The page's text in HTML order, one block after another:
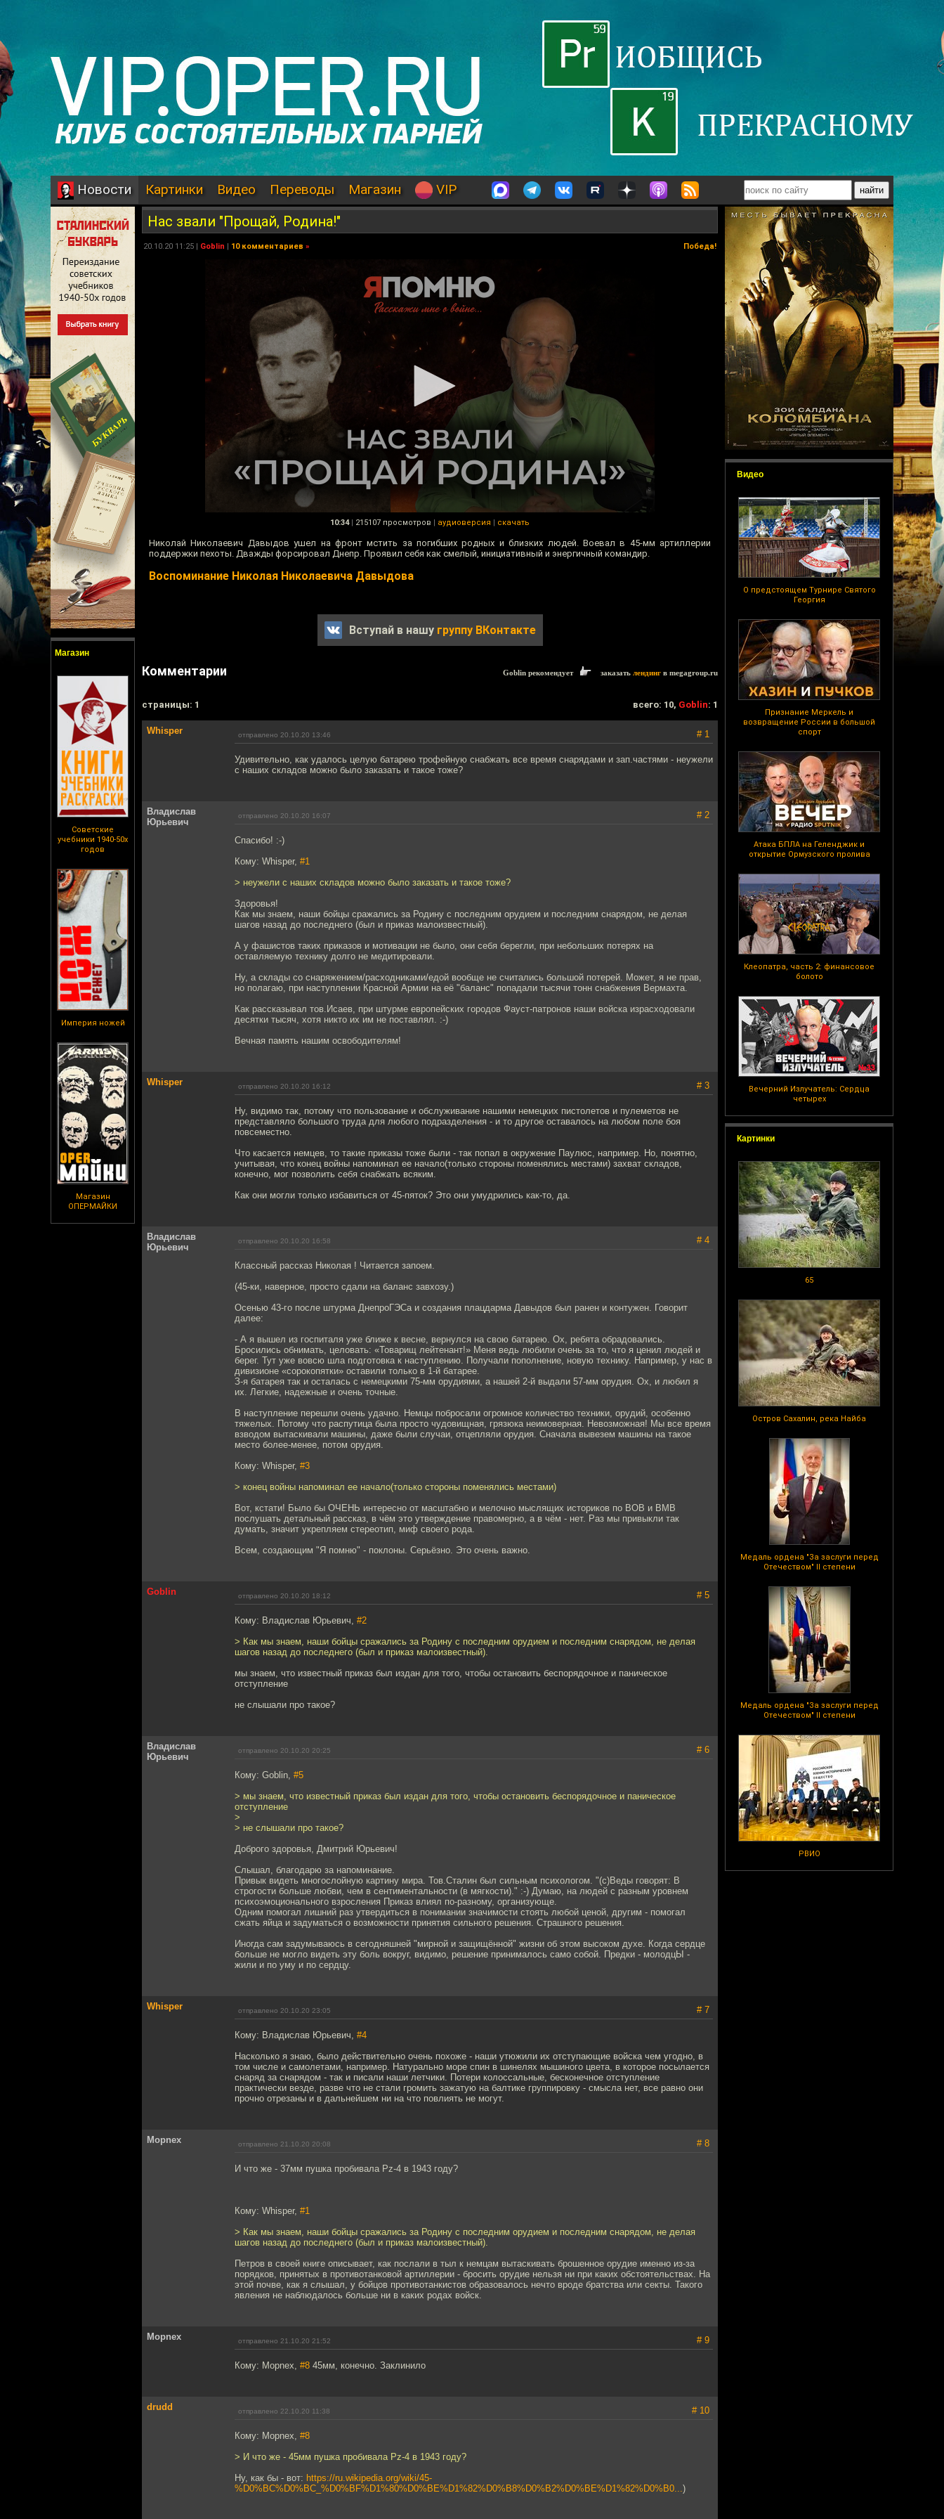
Новости Картинки Видео Переводы Магазин VIP
Магазин
Советские
учебники 1940-50х
годов
Империя ножей
Магазин
ОПЕРМАЙКИ
Видео
О предстоящем Турнире Святого
Георгия
Признание Меркель и
возвращение России в большой
спорт
Атака БПЛА на Геленджик и
открытие Ормузского пролива
Клеопатра, часть 2: финансовое
болото
Вечерний Излучатель: Сердца
четырех
Картинки
65
Остров Сахалин, река Найба
Медаль ордена "За заслуги перед
Отечеством" II степени
Медаль ордена "За заслуги перед
Отечеством" II степени
РВИО
Нас звали "Прощай, Родина!"
20.10.20 11:25 | Goblin | 10 комментариев » Победа!
10:34 | 215107 просмотров | аудиоверсия | скачать
Николай Николаевич Давыдов ушел на фронт мстить за погибших родных и близких людей. Воевал в 45-мм артиллерии
поддержки пехоты. Дважды форсировал Днепр. Проявил себя как смелый, инициативный и энергичный командир.
Воспоминание Николая Николаевича Давыдова
Вступай в нашу группу ВКонтакте
Комментарии Goblin рекомендует заказать лендинг в megagroup.ru
cтраницы: 1 всего: 10, Goblin: 1
Whisper отправлено 20.10.20 13:46 # 1
Удивительно, как удалось целую батарею трофейную снабжать все время снарядами и зап.частями - неужели
с наших складов можно было заказать и такое тоже?
Владислав
Юрьевич
отправлено 20.10.20 16:07 # 2
Спасибо! :-)
Кому: Whisper, #1
> неужели с наших складов можно было заказать и такое тоже?
Здоровья!
Как мы знаем, наши бойцы сражались за Родину с последним орудием и последним снарядом, не делая
шагов назад до последнего (был и приказ малоизвестный).
А у фашистов таких приказов и мотивации не было, они себя берегли, при небольших потерях на
оставляемую технику долго не медитировали.
Ну, а склады со снаряжением/расходниками/едой вообще не считались большой потерей. Может, я не прав,
но полагаю, при наступлении Красной Армии на её "баланс" попадали тысячи тонн снабжения Вермахта.
Как рассказывал тов.Исаев, при штурме европейских городов Фауст-патронов наши войска израсходовали
десятки тысяч, хотя никто их им не поставлял. :-)
Вечная память нашим освободителям!
Whisper отправлено 20.10.20 16:12 # 3
Ну, видимо так, потому что пользование и обслуживание нашими немецких пистолетов и пулеметов не
представляло большого труда для любого подразделения - и то другое оставалось на любом поле боя
повсеместно.
Что касается немцев, то такие приказы тоже были - так попал в окружение Паулюс, например. Но, понятно,
учитывая, что конец войны напоминал ее начало(только стороны поменялись местами) захват складов,
конечно, мог позволить себя снабжать всяким.
Как они могли только избавиться от 45-пяток? Это они умудрились как-то, да.
Владислав
Юрьевич
отправлено 20.10.20 16:58 # 4
Классный рассказ Николая ! Читается запоем.
(45-ки, наверное, просто сдали на баланс завхозу.)
Осенью 43-го после штурма ДнепроГЭСа и создания плацдарма Давыдов был ранен и контужен. Говорит
далее:
- А я вышел из госпиталя уже ближе к весне, вернулся на свою батарею. Ох, ребята обрадовались.
Бросились обнимать, целовать: «Товарищ лейтенант!» Меня ведь любили очень за то, что я ценил людей и
берег. Тут уже вовсю шла подготовка к наступлению. Получали пополнение, новую технику. Например, у нас в
дивизионе «сорокопятки» оставили только в 1-й батарее.
З-я батарея так и осталась с немецкими 75-мм орудиями, а нашей 2-й выдали 57-мм орудия. Ох, и любил я
их. Легкие, надежные и очень точные.
В наступление перешли очень удачно. Немцы побросали огромное количество техники, орудий, особенно
тяжелых. Потому что распутица была просто чудовищная, грязюка неимоверная. Невозможная! Мы все время
взводом вытаскивали машины, даже были случаи, отцепляли орудия. Сначала вывезем машины на такое
место более-менее, потом орудия.
Кому: Whisper, #3
> конец войны напоминал ее начало(только стороны поменялись местами)
Вот, кстати! Было бы ОЧЕНЬ интересно от масштабно и мелочно мыслящих историков по ВОВ и ВМВ
послушать детальный рассказ, в чём это утверждение правомерно, а в чём - нет. Раз мы привыкли так
думать, значит укрепляем стереотип, миф своего рода.
Всем, создающим "Я помню" - поклоны. Серьёзно. Это очень важно.
Goblin отправлено 20.10.20 18:12 # 5
Кому: Владислав Юрьевич, #2
> Как мы знаем, наши бойцы сражались за Родину с последним орудием и последним снарядом, не делая
шагов назад до последнего (был и приказ малоизвестный).
мы знаем, что известный приказ был издан для того, чтобы остановить беспорядочное и паническое
отступление
не слышали про такое?
Владислав
Юрьевич
отправлено 20.10.20 20:25 # 6
Кому: Goblin, #5
> мы знаем, что известный приказ был издан для того, чтобы остановить беспорядочное и паническое
отступление
>
> не слышали про такое?
Доброго здоровья, Дмитрий Юрьевич!
Слышал, благодарю за напоминание.
Привык видеть многослойную картину мира. Тов.Сталин был сильным психологом. "(с)Веды говорят: В
строгости больше любви, чем в сентиментальности (в мягкости)." :-) Думаю, на людей с разным уровнем
психоэмоционального взросления Приказ влиял по-разному, организующе.
Одним помогал лишний раз утвердиться в понимании значимости стоять любой ценой, другим - помогал
сжать яйца и задуматься о возможности принятия сильного решения. Страшного решения.
Иногда сам задумываюсь в сегодняшней "мирной и защищённой" жизни об этом высоком духе. Когда сердце
больше не могло видеть эту боль вокруг, видимо, решение принималось само собой. Предки - молодцЫ -
жили и по уму и по сердцу.
Whisper отправлено 20.10.20 23:05 # 7
Кому: Владислав Юрьевич, #4
Насколько я знаю, было действительно очень похоже - наши утюжили их отступающие войска чем угодно, в
том числе и самолетами, например. Натурально море спин в шинелях мышиного цвета, в которое посылается
снаряд за снарядом - так и писали наши летчики. Потери колоссальные, бесконечное отступление
практически везде, разве что не стали громить зажатую на балтике группировку - смысла нет, все равно они
прочно отрезаны и в дальнейшем ни на что повлиять не могут.
Mоpnex отправлено 21.10.20 20:08 # 8
И что же - 37мм пушка пробивала Pz-4 в 1943 году?
Кому: Whisper, #1
> Как мы знаем, наши бойцы сражались за Родину с последним орудием и последним снарядом, не делая
шагов назад до последнего (был и приказ малоизвестный).
Петров в своей книге описывает, как послали в тыл к немцам вытаскивать брошенное орудие именно из-за
порядков, принятых в противотанковой артиллерии - бросить орудие нельзя ни при каких обстоятельствах. На
этой почве, как я слышал, у бойцов противотанкистов образовалось нечто вроде братства или секты. Такого
явления не наблюдалось больше ни в каких родах войск.
Mоpnex отправлено 21.10.20 21:52 # 9
Кому: Mоpnex, #8 45мм, конечно. Заклинило
drudd отправлено 22.10.20 11:38 # 10
Кому: Mоpnex, #8
> И что же - 45мм пушка пробивала Pz-4 в 1943 году?
Ну, как бы - вот: https://ru.wikipedia.org/wiki/45-
%D0%BC%D0%BC_%D0%BF%D1%80%D0%BE%D1%82%D0%B8%D0%B2%D0%BE%D1%82%D0%B0...)